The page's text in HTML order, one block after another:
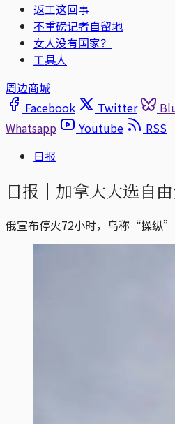
返工这回事
不重磅记者自留地
女人没有国家？
工具人
周边商城
Facebook
Twitter
Whatsapp
Youtube
RSS
日报
日报｜加拿大大选自
俄宣布停火72小时，乌称“操纵”